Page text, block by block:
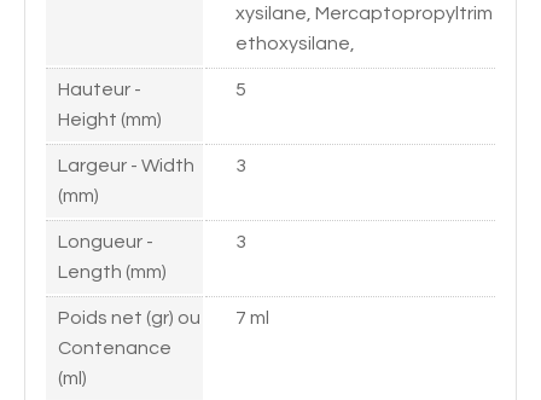
xysilane, Mercaptopropyltrim
ethoxysilane,
Hauteur -
Height (mm)
5
Largeur - Width
(mm)
3
Longueur -
Length (mm)
3
Poids net (gr) ou
Contenance
(ml)
7 ml